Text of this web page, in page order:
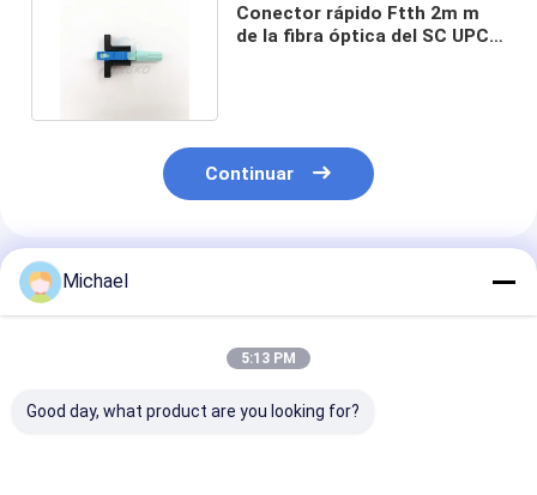
Conector rápido Ftth 2m m
de la fibra óptica del SC UPC
Continuar
Productos Recomendados
Michael
5:13 PM
Good day, what product are you looking for?